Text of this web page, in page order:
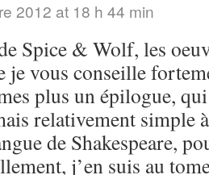
2012 at 18 h 44 min
Spice & Wolf, les
je vous conseille
plus un épilogue,
relativement simple
de Shakespeare,
j’en suis au